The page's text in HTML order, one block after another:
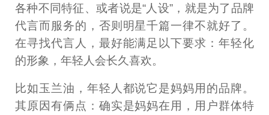
各种不同特征、或者说是“人设”，就是为了品牌
代言而服务的，否则明星千篇一律不就好了。
在寻找代言人，最好能满足以下要求：年轻化
的形象，年轻人会长久喜欢。
比如玉兰油，年轻人都说它是妈妈用的品牌。
其原因有俩点：确实是妈妈在用，用户群体特